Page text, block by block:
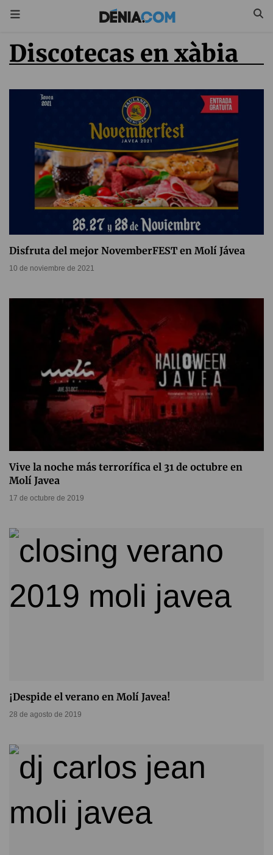
discotecas en xàbia
Disfruta del mejor NovemberFEST en Molí Jávea
10 de noviembre de 2021
Vive la noche más terrorífica el 31 de octubre en
Molí Javea
17 de octubre de 2019
¡Despide el verano en Molí Javea!
28 de agosto de 2019